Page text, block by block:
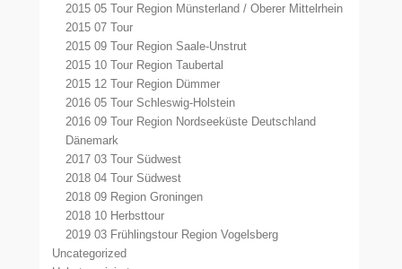
2015 05 Tour Region Münsterland / Oberer Mittelrhein
2015 07 Tour
2015 09 Tour Region Saale-Unstrut
2015 10 Tour Region Taubertal
2015 12 Tour Region Dümmer
2016 05 Tour Schleswig-Holstein
2016 09 Tour Region Nordseeküste Deutschland
Dänemark
2017 03 Tour Südwest
2018 04 Tour Südwest
2018 09 Region Groningen
2018 10 Herbsttour
2019 03 Frühlingstour Region Vogelsberg
Uncategorized